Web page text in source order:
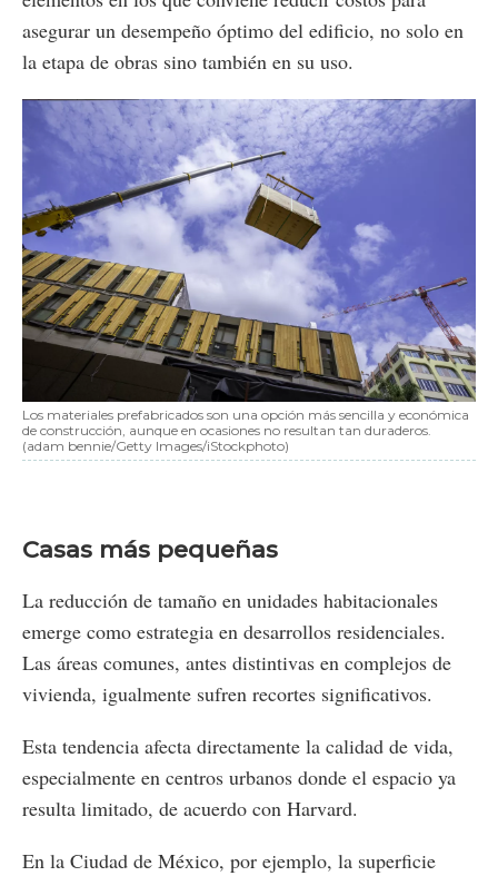
asegurar un desempeño óptimo del edificio, no solo en
la etapa de obras sino también en su uso.
Los materiales prefabricados son una opción más sencilla y económica
de construcción, aunque en ocasiones no resultan tan duraderos.
(adam bennie/Getty Images/iStockphoto)
Casas más pequeñas
La reducción de tamaño en unidades habitacionales
emerge como estrategia en desarrollos residenciales.
Las áreas comunes, antes distintivas en complejos de
vivienda, igualmente sufren recortes significativos.
Esta tendencia afecta directamente la calidad de vida,
especialmente en centros urbanos donde el espacio ya
resulta limitado, de acuerdo con Harvard.
En la Ciudad de México, por ejemplo, la superficie